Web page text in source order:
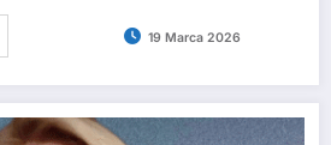
19 Marca 2026